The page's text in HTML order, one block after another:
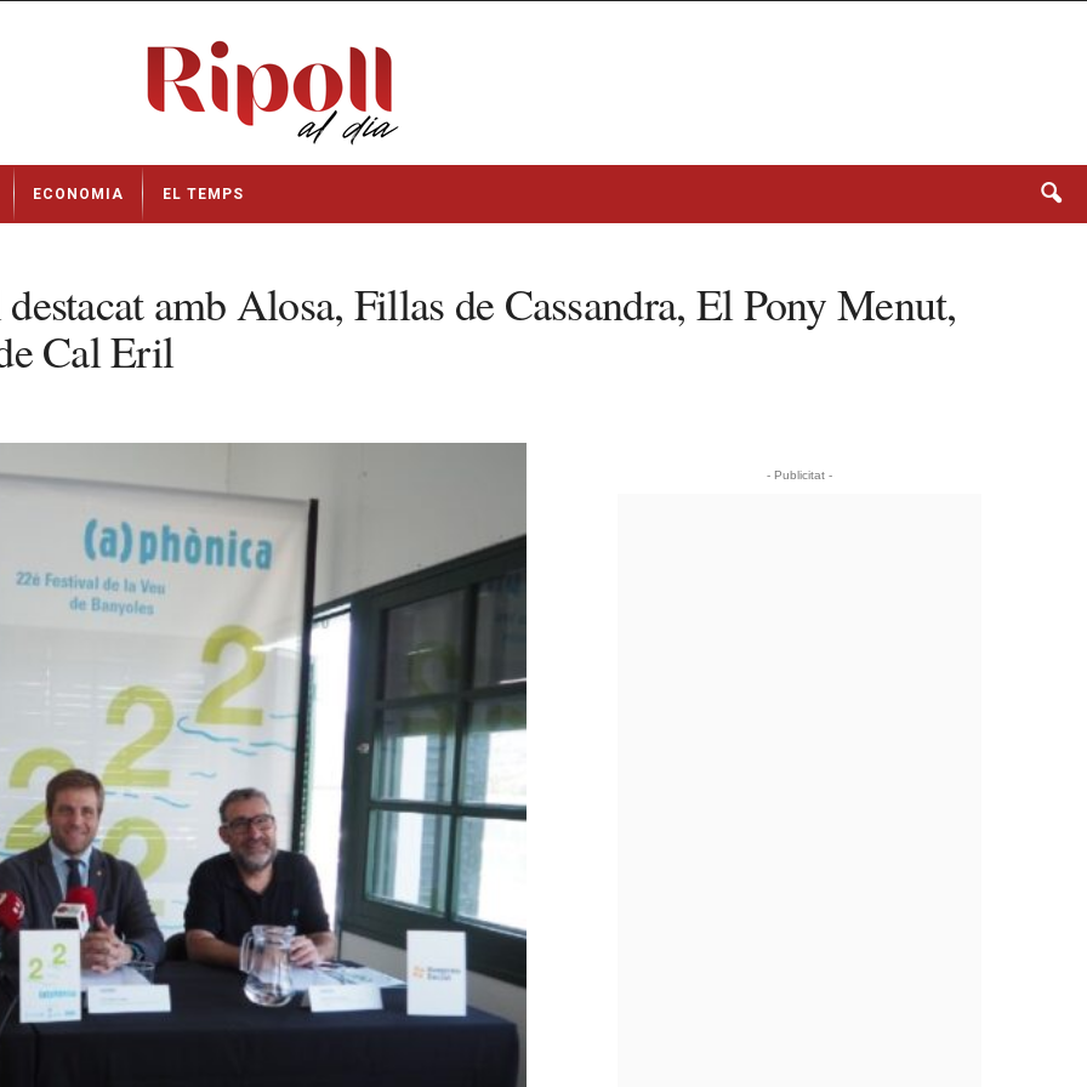
ECONOMIA EL TEMPS
amb Alosa, Fillas de Cassandra, El Pony Menut,
Cal Eril
- Publicitat -